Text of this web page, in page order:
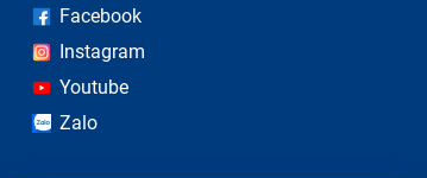
Facebook
Instagram
Youtube
Zalo